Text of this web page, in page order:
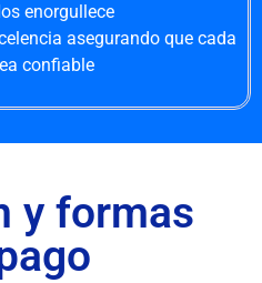
enorgullece
asegurando que cada
confiable
y formas